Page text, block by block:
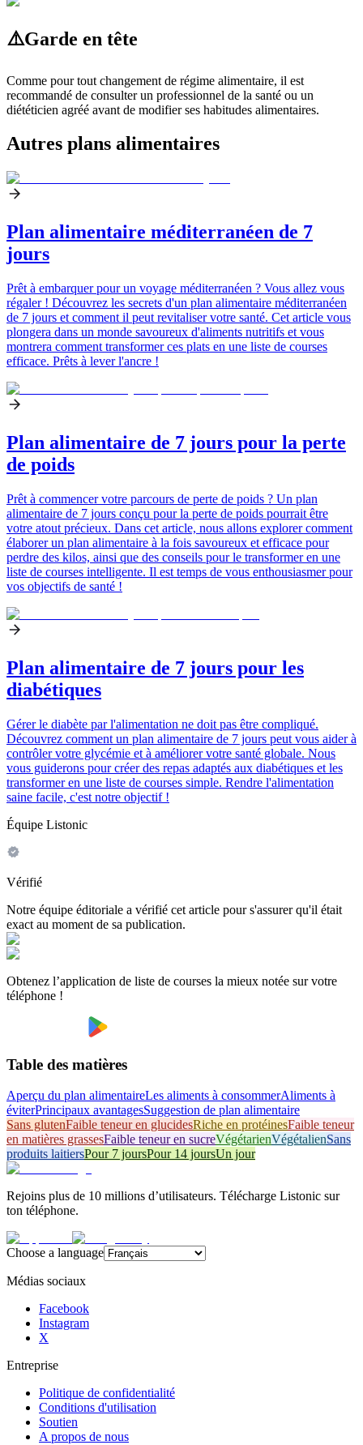
⚠️Garde en tête
Comme pour tout changement de régime alimentaire, il est
recommandé de consulter un professionnel de la santé ou un
diététicien agréé avant de modifier ses habitudes alimentaires.
Autres plans alimentaires
Plan alimentaire méditerranéen de 7
jours
Prêt à embarquer pour un voyage méditerranéen ? Vous allez vous
régaler ! Découvrez les secrets d'un plan alimentaire méditerranéen
de 7 jours et comment il peut revitaliser votre santé. Cet article vous
plongera dans un monde savoureux d'aliments nutritifs et vous
montrera comment transformer ces plats en une liste de courses
efficace. Prêts à lever l'ancre !
Plan alimentaire de 7 jours pour la perte
de poids
Prêt à commencer votre parcours de perte de poids ? Un plan
alimentaire de 7 jours conçu pour la perte de poids pourrait être
votre atout précieux. Dans cet article, nous allons explorer comment
élaborer un plan alimentaire à la fois savoureux et efficace pour
perdre des kilos, ainsi que des conseils pour le transformer en une
liste de courses intelligente. Il est temps de vous enthousiasmer pour
vos objectifs de santé !
Plan alimentaire de 7 jours pour les
diabétiques
Gérer le diabète par l'alimentation ne doit pas être compliqué.
Découvrez comment un plan alimentaire de 7 jours peut vous aider à
contrôler votre glycémie et à améliorer votre santé globale. Nous
vous guiderons pour créer des repas adaptés aux diabétiques et les
transformer en une liste de courses simple. Rendre l'alimentation
saine facile, c'est notre objectif !
Équipe Listonic
Vérifié
Notre équipe éditoriale a vérifié cet article pour s'assurer qu'il était
exact au moment de sa publication.
Obtenez l’application de liste de courses la mieux notée sur votre
téléphone !
Table des matières
Aperçu du plan alimentaireLes aliments à consommerAliments à
éviterPrincipaux avantagesSuggestion de plan alimentaire
Sans glutenFaible teneur en glucidesRiche en protéinesFaible teneur
en matières grassesFaible teneur en sucreVégétarienVégétalienSans
produits laitiersPour 7 joursPour 14 joursUn jour
Rejoins plus de 10 millions d’utilisateurs. Télécharge Listonic sur
ton téléphone.
Choose a language
Médias sociaux
Facebook
Instagram
X
Entreprise
Politique de confidentialité
Conditions d'utilisation
Soutien
A propos de nous